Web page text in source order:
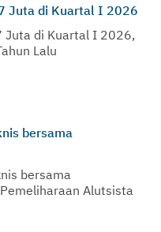
Juta di Kuartal I 2026
Juta di Kuartal I 2026,
Lalu
bersama
bersama
Alutsista